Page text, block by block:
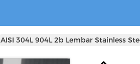
AISI 304L 904L 2b Lembar Stainless